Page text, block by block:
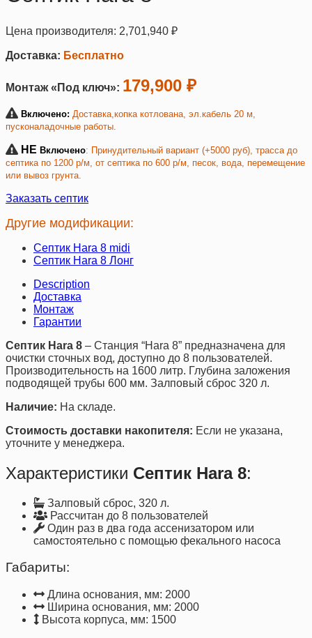
Цена производителя: 2,701,940 ₽
Доставка: Бесплатно
Монтаж «Под ключ»: 179,900 ₽
Включено: Доставка,копка котлована, эл.кабель 20 м,
пусконаладочные работы.
НЕ Включено: Принудительный вариант (+5000 руб), трасса до
септика по 1200 р/м, от септика по 600 р/м, песок, вода, перемещение
или вывоз грунта.
Заказать септик
Другие модификации:
Септик Hara 8 midi
Септик Hara 8 Лонг
Description
Доставка
Монтаж
Гарантии
Септик Hara 8 – Станция “Hara 8” предназначена для
очистки сточных вод, доступно до 8 пользователей.
Производительность на 1600 литр. Глубина заложения
подводящей трубы 600 мм. Залповый сброс 320 л.
Наличие: На складе.
Стоимость доставки накопителя: Если не указана,
уточните у менеджера.
Характеристики Септик Hara 8:
Залповый сброс, 320 л.
Рассчитан до 8 пользователей
Один раз в два года ассенизатором или
самостоятельно с помощью фекального насоса
Габариты:
Длина основания, мм: 2000
Ширина основания, мм: 2000
Высота корпуса, мм: 1500